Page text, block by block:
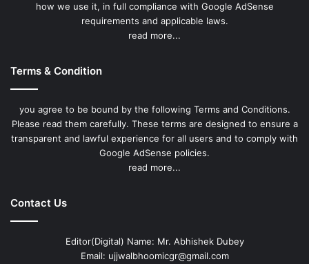
how we use it, in full compliance with Google AdSense
requirements and applicable laws.
read more...
Terms & Condition
you agree to be bound by the following Terms and Conditions.
Please read them carefully. These terms are designed to ensure a
transparent and lawful experience for all users and to comply with
Google AdSense policies.
read more...
Contact Us
Editor(Digital) Name: Mr. Abhishek Dubey
Email: ujjwalbhoomicgr@gmail.com